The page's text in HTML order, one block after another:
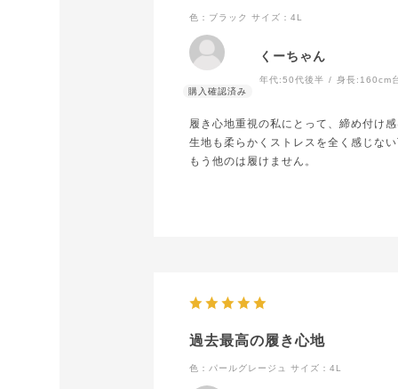
色：ブラック サイズ：4L
くーちゃん
年代:50代後半 身長: 160cm
履き心地重視の私にとって、締め付け
生地も柔らかくストレスを全く感じな
もう他のは履けません。
過去最高の履き心地
色：パールグレージュ サイズ：4L